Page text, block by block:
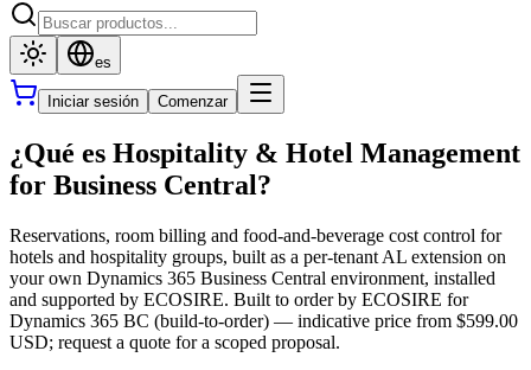
es
Iniciar sesión Comenzar
¿Qué es Hospitality & Hotel Management
for Business Central?
Reservations, room billing and food-and-beverage cost control for
hotels and hospitality groups, built as a per-tenant AL extension on
your own Dynamics 365 Business Central environment, installed
and supported by ECOSIRE. Built to order by ECOSIRE for
Dynamics 365 BC (build-to-order) — indicative price from $599.00
USD; request a quote for a scoped proposal.